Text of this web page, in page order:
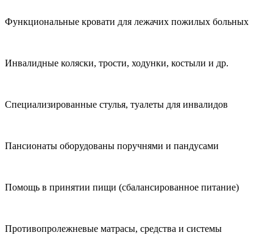
Функциональные кровати для лежачих пожилых больных
Инвалидные коляски, трости, ходунки, костыли и др.
Специализированные стулья, туалеты для инвалидов
Пансионаты оборудованы поручнями и пандусами
Помощь в принятии пищи (сбалансированное питание)
Противопролежневые матрасы, средства и системы